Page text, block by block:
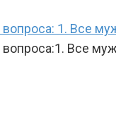
1. Все
Все